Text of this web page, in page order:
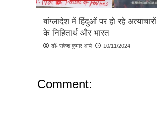
बांग्लादेश में हिंदुओं पर हो रहे अत्याचारों
के निहितार्थ और भारत
डॉ॰ राकेश कुमार आर्य 10/11/2024
Comment: